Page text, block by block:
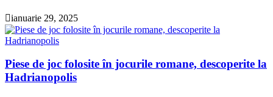
ianuarie 29, 2025
Piese de joc folosite în jocurile romane, descoperite la
Hadrianopolis